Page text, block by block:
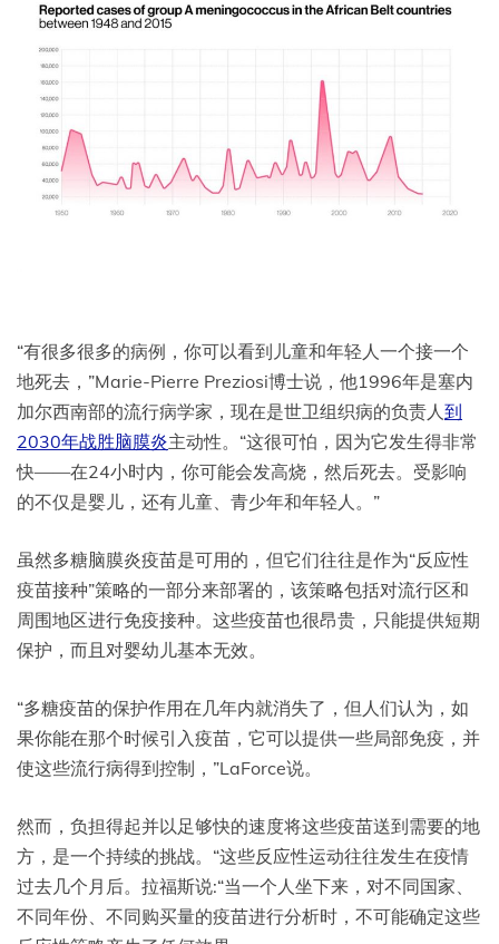
“有很多很多的病例，你可以看到儿童和年轻人一个接一个
地死去，”Marie-Pierre Preziosi博士说，他1996年是塞内
加尔西南部的流行病学家，现在是世卫组织病的负责人到
2030年战胜脑膜炎主动性。“这很可怕，因为它发生得非常
快——在24小时内，你可能会发高烧，然后死去。受影响
的不仅是婴儿，还有儿童、青少年和年轻人。”
虽然多糖脑膜炎疫苗是可用的，但它们往往是作为“反应性
疫苗接种”策略的一部分来部署的，该策略包括对流行区和
周围地区进行免疫接种。这些疫苗也很昂贵，只能提供短期
保护，而且对婴幼儿基本无效。
“多糖疫苗的保护作用在几年内就消失了，但人们认为，如
果你能在那个时候引入疫苗，它可以提供一些局部免疫，并
使这些流行病得到控制，”LaForce说。
然而，负担得起并以足够快的速度将这些疫苗送到需要的地
方，是一个持续的挑战。“这些反应性运动往往发生在疫情
过去几个月后。拉福斯说:“当一个人坐下来，对不同国家、
不同年份、不同购买量的疫苗进行分析时，不可能确定这些